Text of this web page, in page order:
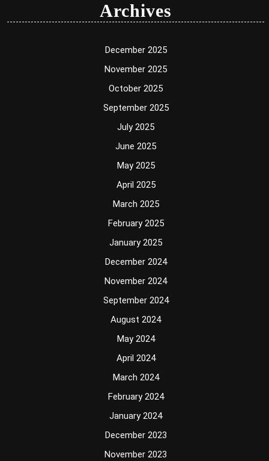
Archives
December 2025
November 2025
October 2025
September 2025
July 2025
June 2025
May 2025
April 2025
March 2025
February 2025
January 2025
December 2024
November 2024
September 2024
August 2024
May 2024
April 2024
March 2024
February 2024
January 2024
December 2023
November 2023